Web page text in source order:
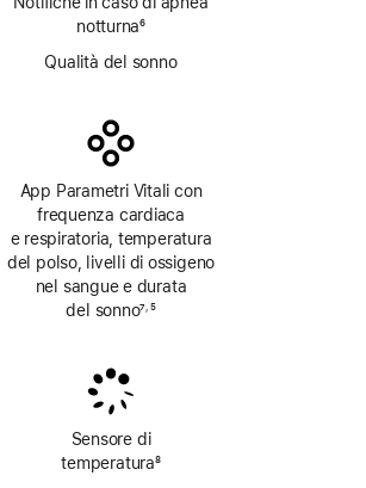
notturna6
Qualità del sonno
App Parametri Vitali con
frequenza cardiaca
e respiratoria, temperatura
del polso, livelli di ossigeno
nel sangue e durata
del sonno7, 5
Sensore di
temperatura8